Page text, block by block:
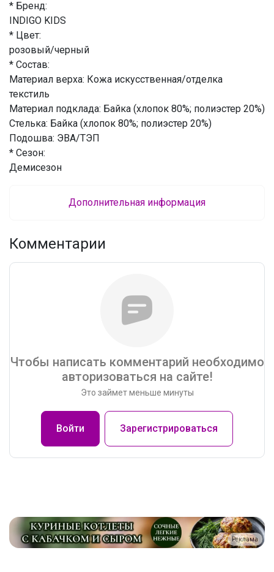
* Бренд:
INDIGO KIDS
* Цвет:
розовый/черный
* Состав:
Материал верха: Кожа искусственная/отделка
текстиль
Материал подклада: Байка (хлопок 80%; полиэстер 20%)
Стелька: Байка (хлопок 80%; полиэстер 20%)
Подошва: ЭВА/ТЭП
* Сезон:
Демисезон
Дополнительная информация
Комментарии
Чтобы написать комментарий необходимо
авторизоваться на сайте!
Это займет меньше минуты
Войти Зарегистрироваться
Реклама